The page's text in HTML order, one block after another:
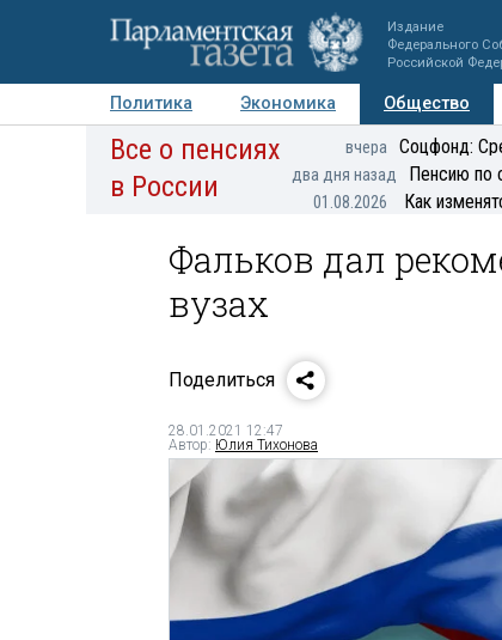
Издание
Федерального
Российской
Политика Экономика Общество
Авторы Персоны Мнения
Все о пенсиях
в России
вчера Соцфонд:
два дня назад Пенсию по
01.08.2026 Как
Фальков дал
вузах
Поделиться
28.01.2021 12:47
Автор: Юлия Тихонова